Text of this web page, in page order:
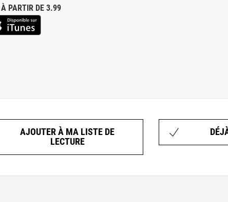
PARTIR DE 3.99
AJOUTER À MA LISTE DE
LECTURE